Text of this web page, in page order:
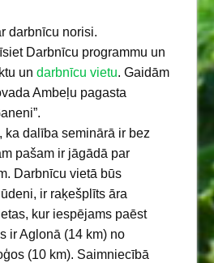
darbnīcu norisi.
Darbnīcu programmu un
un darbnīcu vietu. Gaidām
Ambeļu pagasta
ka dalība seminārā ir bez
pašam ir jāgādā par
Darbnīcu vietā būs
ir raķešplīts āra
kur iespējams paēst
ir Aglonā (14 km) no
(10 km). Saimniecībā